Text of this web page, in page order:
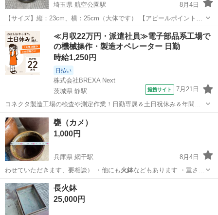
埼玉県 航空公園駅
8月4日
【サイズ】縦：23cm、横：25cm（大体です） 【アピールポイント】
状態はいいのでまだまだ使えます！ 【希望取引場所】自宅の前 上記の
条件に合わせてくださる方を優先させていただきます。 よろしくおね
がいします。
埼玉 所沢市 航空公園駅 家庭用品 火鉢
≪月収22万円・派遣社員≫電子部品系工場で
の機械操作・製造オペレーター 日勤
時給1,250円
日払い
株式会社BREXA Next
茨城県 静駅
提携サイト 7月21日
コネクタ製造工場の検査や測定作業！日勤専属＆土日祝休み＆年間休
日128日★クリーンルーム内作業★マイカー通勤OK＆無料駐車場あり
★就業先食堂利用可！日払い制度あり！《茨城県常陸大宮市》 人気の
工場のお仕事 ◇コネクタ製造工...
茨城 常陸大宮市
甕（カメ）
1,000円
兵庫県 網干駅
8月4日
わせていただきます、要相談） ・他にも 火鉢などもあります ・重さが
あるため、お車…
兵庫 姫路市 網干駅
長火鉢
25,000円